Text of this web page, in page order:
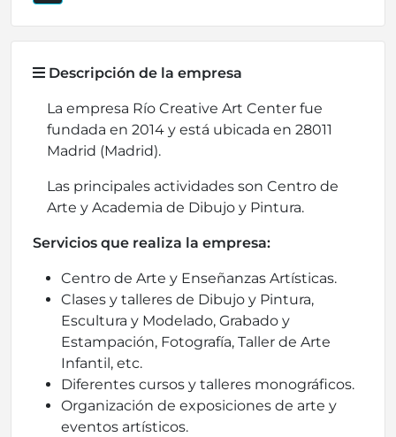
Descripción de la empresa
La empresa Río Creative Art Center fue
fundada en 2014 y está ubicada en 28011
Madrid (Madrid).
Las principales actividades son Centro de
Arte y Academia de Dibujo y Pintura.
Servicios que realiza la empresa:
Centro de Arte y Enseñanzas Artísticas.
Clases y talleres de Dibujo y Pintura,
Escultura y Modelado, Grabado y
Estampación, Fotografía, Taller de Arte
Infantil, etc.
Diferentes cursos y talleres monográficos.
Organización de exposiciones de arte y
eventos artísticos.